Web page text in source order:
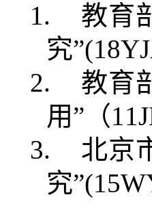
1.
教育
究”(
2.
教育
用”（
3.
北京
究”(